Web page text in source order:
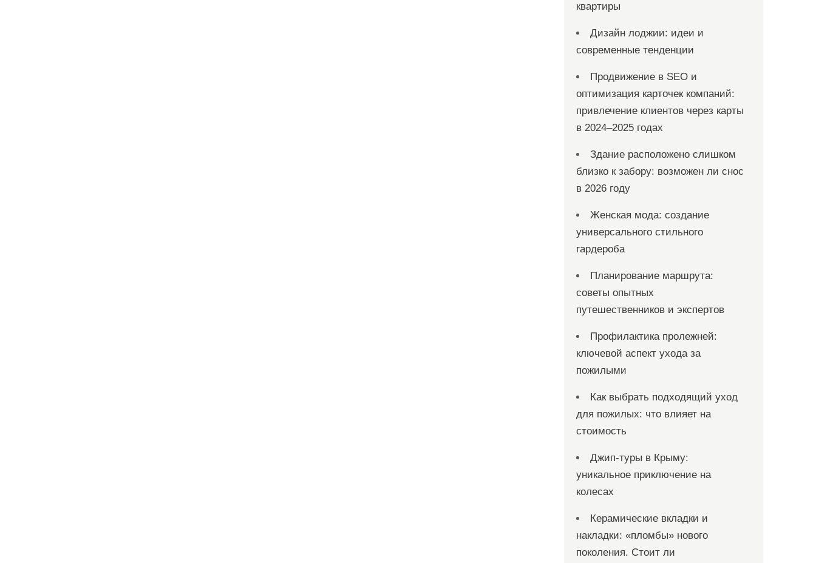
квартиры
Дизайн лоджии: идеи и
современные тенденции
Продвижение в SEO и
оптимизация карточек компаний:
привлечение клиентов через карты
в 2024–2025 годах
Здание расположено слишком
близко к забору: возможен ли снос
в 2026 году
Женская мода: создание
универсального стильного
гардероба
Планирование маршрута:
советы опытных
путешественников и экспертов
Профилактика пролежней:
ключевой аспект ухода за
пожилыми
Как выбрать подходящий уход
для пожилых: что влияет на
стоимость
Джип-туры в Крыму:
уникальное приключение на
колесах
Керамические вкладки и
накладки: «пломбы» нового
поколения. Стоит ли